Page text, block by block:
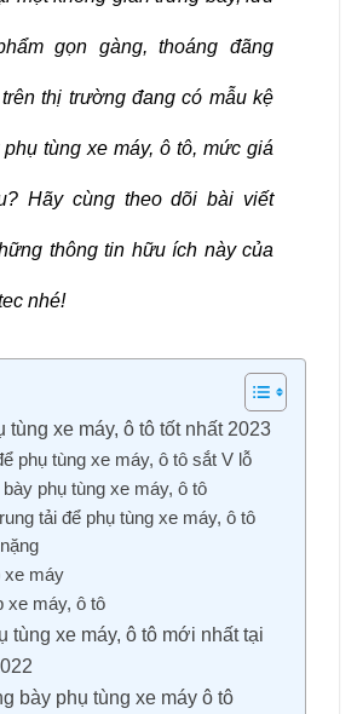
gọn gàng, thoáng đãng
thị trường đang có mẫu kệ
tùng xe máy, ô tô, mức giá
Hãy cùng theo dõi bài viết
thông tin hữu ích này của
nhé!
tùng xe máy, ô tô tốt nhất 2023
phụ tùng xe máy, ô tô sắt V lỗ
phụ tùng xe máy, ô tô
tải để phụ tùng xe máy, ô tô
xe máy
xe máy, ô tô
tùng xe máy, ô tô mới nhất tại
bày phụ tùng xe máy ô tô